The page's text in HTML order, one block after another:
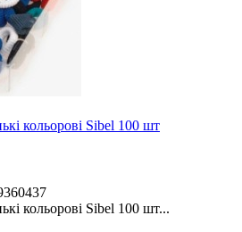
кольорові Sibel 100 шт
кольорові Sibel 100 шт...